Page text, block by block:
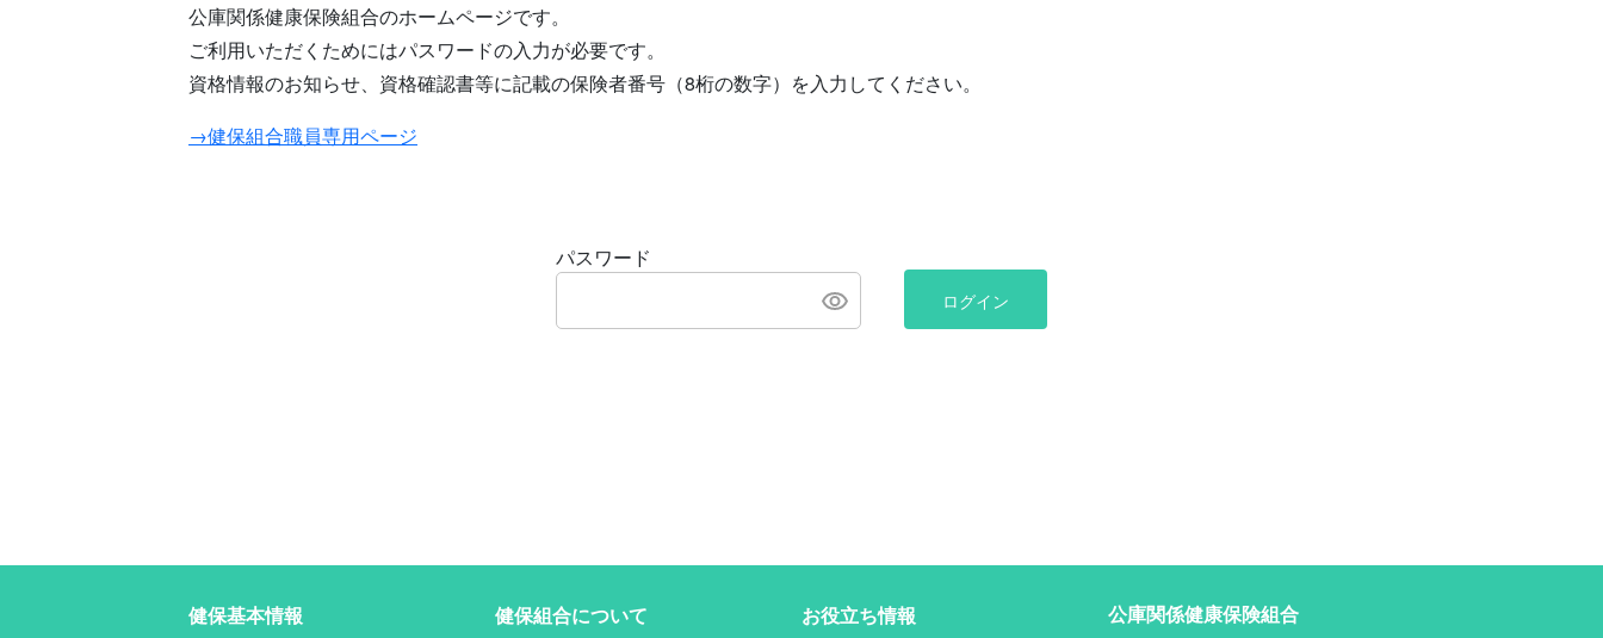
公庫関係健康保険組合のホームページです。
ご利用いただくためにはパスワードの入力が必要です。
資格情報のお知らせ、資格確認書等に記載の保険者番号（8桁の数字）を入力してください。
→健保組合職員専用ページ
パスワード
ログイン
健保基本情報 健保組合について お役立ち情報 公庫関係健康保険組合